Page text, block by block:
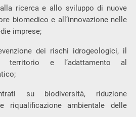
ricerca e allo sviluppo di nuove
biomedico e all’innovazione nelle
imprese;
dei rischi idrogeologici, il
territorio e l’adattamento al
su biodiversità, riduzione
riqualificazione ambientale delle